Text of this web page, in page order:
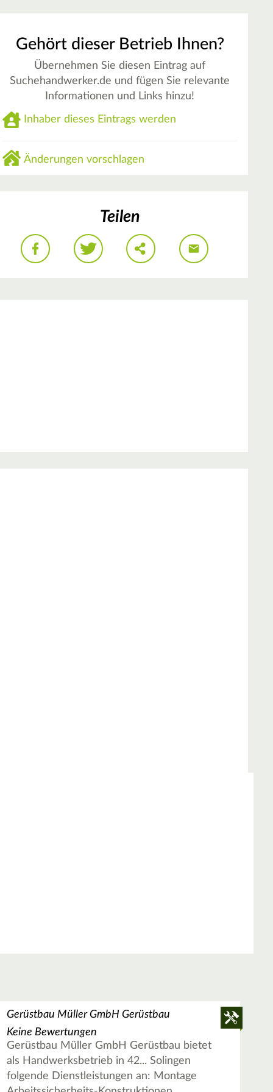
Gehört dieser Betrieb Ihnen?
Übernehmen Sie diesen Eintrag auf
Suchehandwerker.de und fügen Sie relevante
Informationen und Links hinzu!
Inhaber dieses Eintrags werden
Änderungen vorschlagen
Teilen
Gerüstbau Müller GmbH Gerüstbau
Keine Bewertungen
Gerüstbau Müller GmbH Gerüstbau bietet
als Handwerksbetrieb in 42... Solingen
folgende Dienstleistungen an: Montage